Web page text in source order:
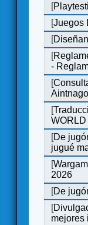
[
[Juegos
[
[
-
[
[
WORLD
[De
jugué
[
2026
[De
[
mejores